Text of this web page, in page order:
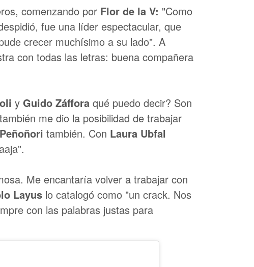
comenzando por Flor de la V: "Como
fue una líder espectacular, que
crecer muchísimo a su lado". A
con todas las letras: buena compañera
y Guido Záffora qué puedo decir? Son
también me dio la posibilidad de trabajar
también. Con Laura Ubfal
Me encantaría volver a trabajar con
Layus lo catalogó como "un crack. Nos
con las palabras justas para